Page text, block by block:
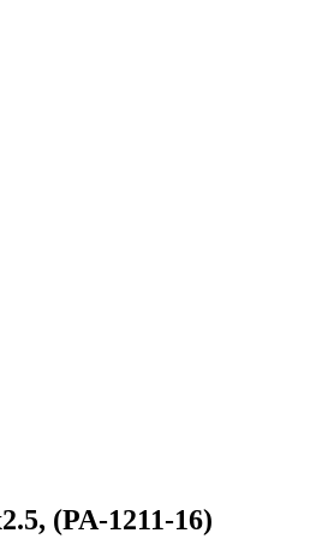
(PA-1211-16)